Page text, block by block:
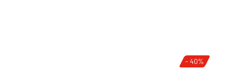
- 40%